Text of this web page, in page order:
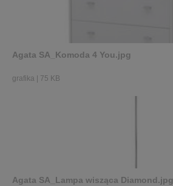
Agata SA_Komoda 4 You.jpg
grafika 75 KB
Agata SA_Lampa wisząca Diamond.jpg